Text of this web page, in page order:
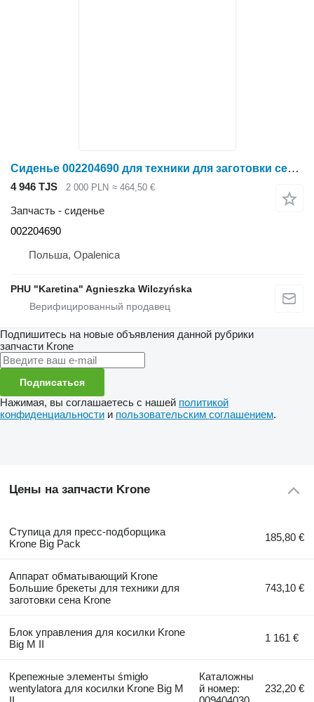
Сиденье 002204690 для техники для заготовки сена Krone Big M II
4 946 TJS 2 000 PLN ≈ 464,50 €
Запчасть - сиденье
002204690
Польша, Opalenica
PHU "Karetina" Agnieszka Wilczyńska
Подпишитесь на новые объявления данной рубрики
запчасти Krone
Подписаться
Нажимая, вы соглашаетесь с нашей политикой
конфиденциальности и пользовательским соглашением.
Цены на запчасти Krone
Ступица для пресс-подборщика
Krone Big Pack
185,80 €
Аппарат обматывающий Krone
Большие брекеты для техники для
заготовки сена Krone
743,10 €
Блок управления для косилки Krone
Big M II
1 161 €
Крепежные элементы śmigło
wentylatora для косилки Krone Big M
Каталожны
й номер:
232,20 €